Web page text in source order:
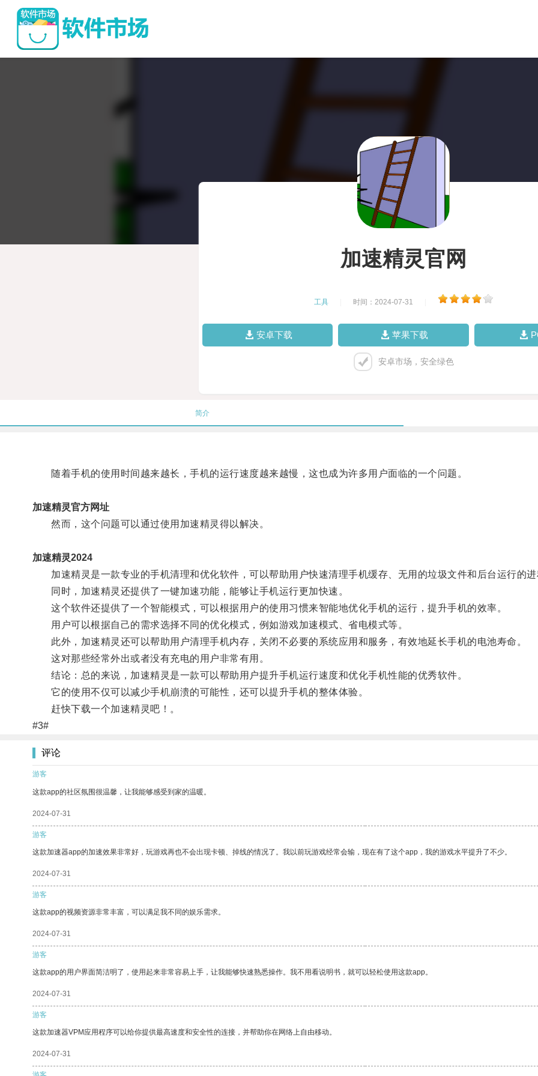
加速精灵官网
工具 时间：2024-07-31
安卓下载 苹果下载
安卓市场，安全绿色
简介
随着手机的使用时间越来越长，手机的运行速度越来越慢，这也成为许多用户面临的一个问题。
加速精灵官方网址
然而，这个问题可以通过使用加速精灵得以解决。
加速精灵2024
加速精灵是一款专业的手机清理和优化软件，可以帮助用户快速清理手机缓存、无用的垃圾文件和后台运行的进
同时，加速精灵还提供了一键加速功能，能够让手机运行更加快速。
这个软件还提供了一个智能模式，可以根据用户的使用习惯来智能地优化手机的运行，提升手机的效率。
用户可以根据自己的需求选择不同的优化模式，例如游戏加速模式、省电模式等。
此外，加速精灵还可以帮助用户清理手机内存，关闭不必要的系统应用和服务，有效地延长手机的电池寿命。
这对那些经常外出或者没有充电的用户非常有用。
结论：总的来说，加速精灵是一款可以帮助用户提升手机运行速度和优化手机性能的优秀软件。
它的使用不仅可以减少手机崩溃的可能性，还可以提升手机的整体体验。
赶快下载一个加速精灵吧！。
#3#
评论
游客
这款app的社区氛围很温馨，让我能够感受到家的温暖。
2024-07-31
游客
这款加速器app的加速效果非常好，玩游戏再也不会出现卡顿、掉线的情况了。我以前玩游戏经常会输，现在有了这个app，我的游戏水平提升了不少。
2024-07-31
游客
这款app的视频资源非常丰富，可以满足我不同的娱乐需求。
2024-07-31
游客
这款app的用户界面简洁明了，使用起来非常容易上手，让我能够快速熟悉操作。我不用看说明书，就可以轻松使用这款app。
2024-07-31
游客
这款加速器VPM应用程序可以给你提供最高速度和安全性的连接，并帮助你在网络上自由移动。
2024-07-31